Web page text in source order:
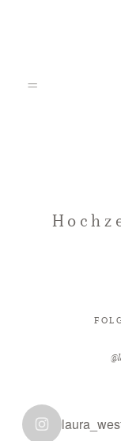
HOME
KUNDEN